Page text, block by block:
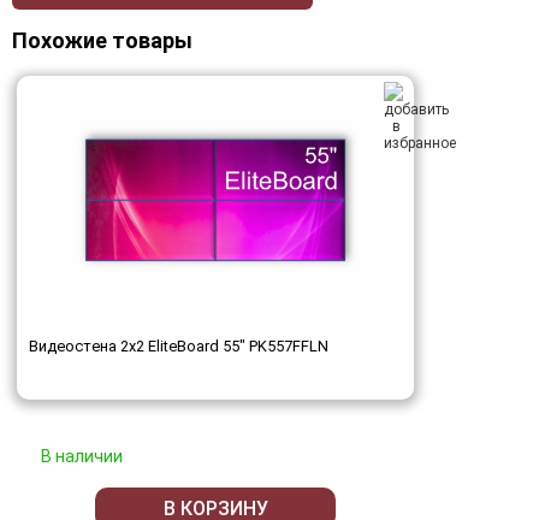
Похожие товары
Видеостена 2x2 EliteBoard 55" PK557FFLN
В наличии
В КОРЗИНУ